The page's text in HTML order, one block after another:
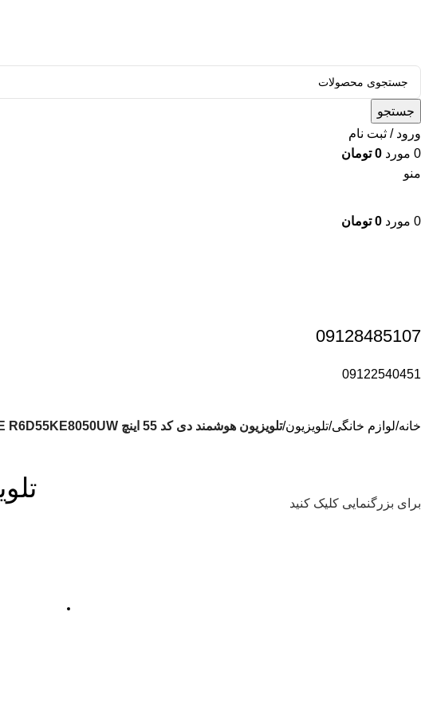
جستجو
ورود / ثبت نام
0 مورد 0 تومان
منو
0 مورد 0 تومان
09128485107
09122540451
خانه لوازم خانگی تلویزیون تلویزیون هوشمند دی کد 55 اینچ D CODE R6D55KE8050UW
برای بزرگنمایی کلیک کنید